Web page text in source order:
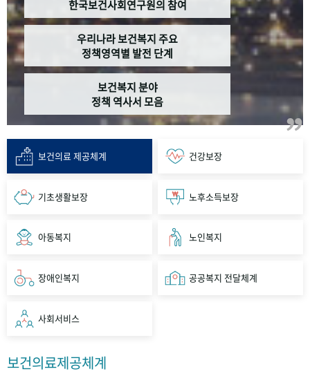
한국보건사회연구원의 참여
우리나라 보건복지 주요
정책영역별 발전 단계
보건복지 분야
정책 역사서 모음
보건의료 제공체계 건강보장
기초생활보장 노후소득보장
아동복지 노인복지
장애인복지 공공복지 전달체계
사회서비스
보건의료제공체계